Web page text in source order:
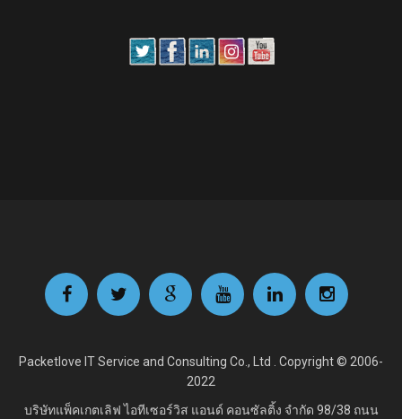
Packetlove IT Service and Consulting Co., Ltd . Copyright © 2006-
2022
บริษัทแพ็คเกตเลิฟ ไอทีเซอร์วิส แอนด์ คอนซัลติ้ง จำกัด 98/38 ถนน